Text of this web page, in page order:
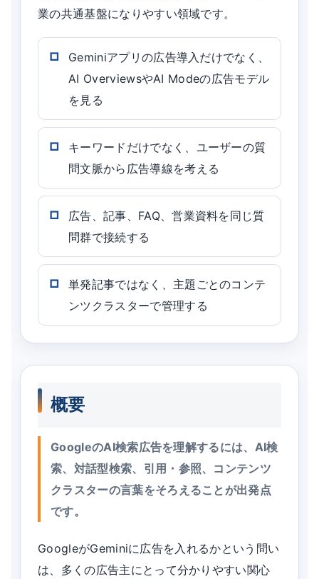
業の共通基盤になりやすい領域です。
Geminiアプリの広告導入だけでなく、
AI OverviewsやAI Modeの広告モデル
を見る
キーワードだけでなく、ユーザーの質
問文脈から広告導線を考える
広告、記事、FAQ、営業資料を同じ質
問群で接続する
単発記事ではなく、主題ごとのコンテ
ンツクラスターで管理する
概要
GoogleのAI検索広告を理解するには、AI検
索、対話型検索、引用・参照、コンテンツ
クラスターの言葉をそろえることが出発点
です。
GoogleがGeminiに広告を入れるかという問い
は、多くの広告主にとって分かりやすい関心